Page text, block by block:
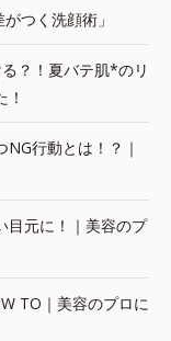
つく洗顔術」
？！夏バテ肌*のリ
NG行動とは！？｜
目元に！｜美容のプ
TO｜美容のプロに